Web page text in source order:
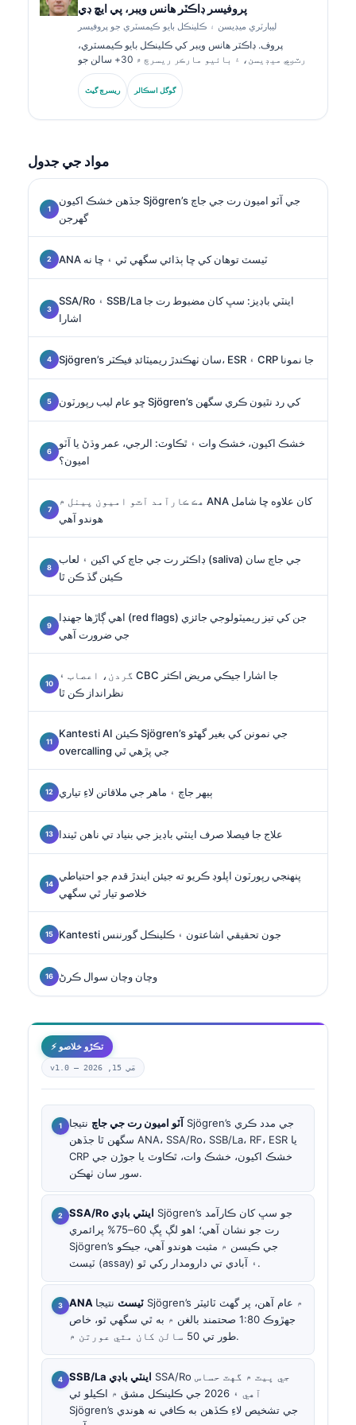
پروفيسر ڊاڪٽر هانس ويبر، پي ايڇ ڊي
ليبارٽري ميڊيسن ۽ ڪلينڪل بايو ڪيمسٽري جو پروفيسر
پروف. ڊاڪٽر هانس ويبر کي ڪلينڪل بايو ڪيمسٽري،
ليبارٽري ميڊيسن، ۽ بائيو مارڪر ريسرچ ۾ 30+ سالن جو
ماهرانه تجربو آهي. جرمن سوسائٽي فار ڪلينڪل ڪيمسٽري
جا اڳوڻا صدر، هو ڊائگنوسٽڪ پينل تجزئي، بائيو مارڪر معياري
ريسرچ گيٽ گوگل اسڪالر
مواد جي جدول
جڏهن خشڪ اکيون Sjögren’s جي آٽو اميون رت جي جاچ
گهرجن
ANA ٽيسٽ توهان کي ڇا ٻڌائي سگهي ٿي ۽ ڇا نه
SSA/Ro ۽ SSB/La اينٽي باڊيز: سڀ کان مضبوط رت جا
اشارا
Sjögren’s سان ٺهڪندڙ ريميٽائڊ فيڪٽر، ESR ۽ CRP جا نمونا
ڇو عام ليب رپورٽون Sjögren’s کي رد نٿيون ڪري سگهن
خشڪ اکيون، خشڪ وات ۽ ٿڪاوٽ: الرجي، عمر وڌڻ يا آٽو
اميون؟
هڪ ڪارآمد آٽو اميون پينل ۾ ANA کان علاوه ڇا شامل
هوندو آهي
ڊاڪٽر رت جي جاچ کي اکين ۽ لعاب (saliva) جي جاچ سان
ڪيئن گڏ ڪن ٿا
اهي ڳاڙها جهنڊا (red flags) جن کي تيز ريميٽولوجي جائزي
جي ضرورت آهي
گردن، اعصاب ۽ CBC جا اشارا جيڪي مريض اڪثر
نظرانداز ڪن ٿا
Kantesti AI ڪيئن Sjögren’s جي نمونن کي بغير گهڻو
overcalling جي پڙهي ٿي
ٻيهر جاچ ۽ ماهر جي ملاقاتن لاءِ تياري
علاج جا فيصلا صرف اينٽي باڊيز جي بنياد تي ناهن ٿيندا
پنهنجي رپورٽون اپلوڊ ڪريو ته جيئن ايندڙ قدم جو احتياطي
خلاصو تيار ٿي سگهي
Kantesti جون تحقيقي اشاعتون ۽ ڪلينڪل گورننس
وچان وچان سوال ڪرڻ
⚡ تڪڙو خلاصو
v1.0 — مَي 15, 2026
آٽو اميون رت جي جاچ نتيجا Sjögren’s جي مدد ڪري
سگهن ٿا جڏهن ANA، SSA/Ro، SSB/La، RF، ESR يا
CRP خشڪ اکيون، خشڪ وات، ٿڪاوٽ يا جوڑن جي
سور سان ٺهڪن.
SSA/Ro اينٽي باڊي Sjögren’s جو سڀ کان ڪارآمد
رت جو نشان آهي؛ اهو لڳ ڀڳ 60–75% پرائمري
Sjögren’s جي ڪيسن ۾ مثبت هوندو آهي، جيڪو
ٽيسٽ (assay) ۽ آبادي تي دارومدار رکي ٿو.
ANA ٽيسٽ نتيجا Sjögren’s ۾ عام آهن، پر گهٽ ٽائيٽر
جهڙوڪ 1:80 صحتمند بالغن ۾ به ٿي سگهي ٿو، خاص
طور تي 50 سالن کان مٿي عورتن ۾.
SSB/La اينٽي باڊي SSA/Ro جي ڀيٽ ۾ گهٽ حساس
آهي ۽ 2026 جي ڪلينڪل مشق ۾ اڪيلو ئي
Sjögren’s جي تشخيص لاءِ ڪڏهن به ڪافي نه هوندي